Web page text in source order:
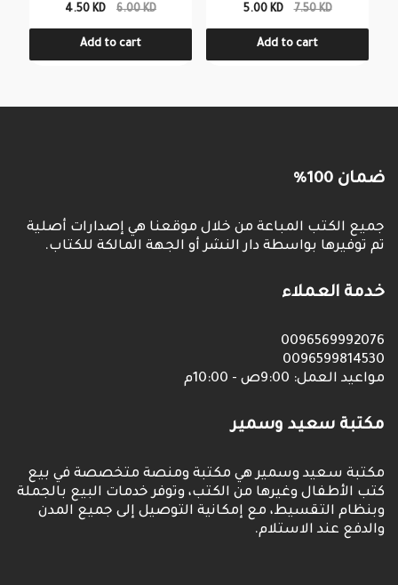
4.50 KD 6.00 KD
Add to cart
5.00 KD 7.50 KD
Add to cart
ضمان 100%
جميع الكتب المباعة من خلال موقعنا هي إصدارات أصلية
تم توفيرها بواسطة دار النشر أو الجهة المالكة للكتاب.
خدمة العملاء
0096569992076
0096599814530
مواعيد العمل: 9:00ص - 10:00م
مكتبة سعيد وسمير
مكتبة سعيد وسمير هي مكتبة ومنصة متخصصة في بيع
كتب الأطفال وغيرها من الكتب، وتوفر خدمات البيع بالجملة
وبنظام التقسيط، مع إمكانية التوصيل إلى جميع المدن
والدفع عند الاستلام.